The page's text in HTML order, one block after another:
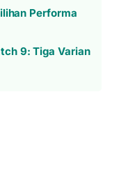
Performa
9: Tiga Varian